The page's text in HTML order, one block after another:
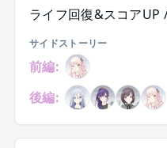
ライフ回復&スコアUP
サイドストーリー
前編:
後編: